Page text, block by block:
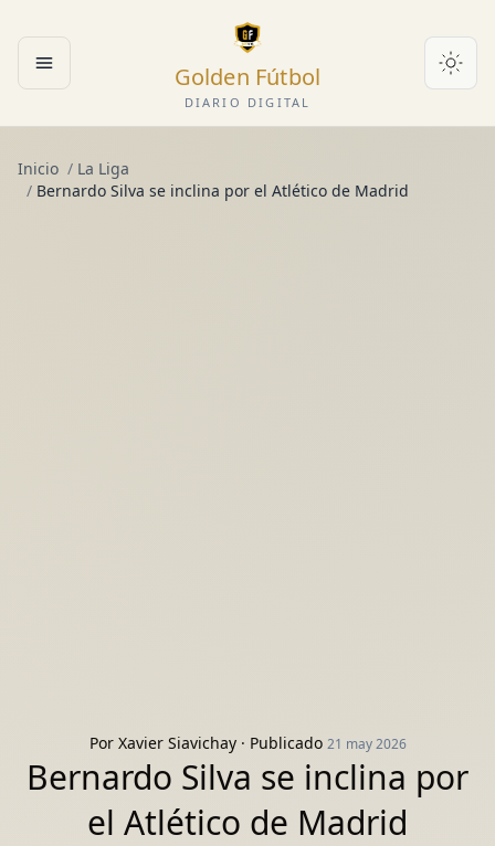
Abrir menú Golden Fútbol
DIARIO DIGITAL
Inicio / La Liga
/ Bernardo Silva se inclina por el Atlético de Madrid
Por Xavier Siavichay· Publicado 21 may 2026
Bernardo Silva se inclina por
el Atlético de Madrid